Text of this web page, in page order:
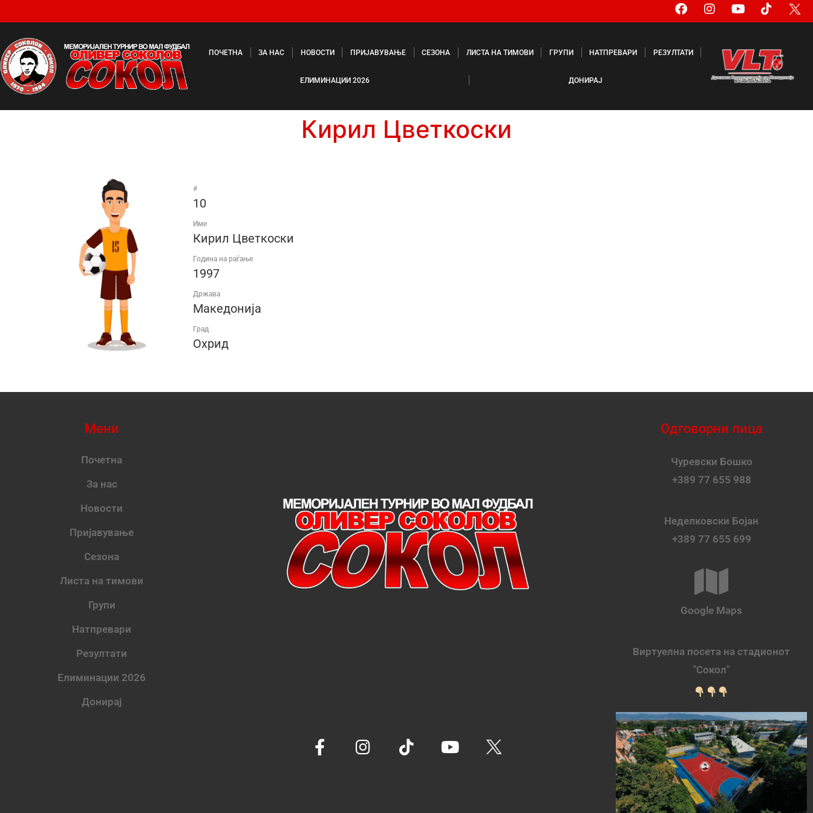
ПОЧЕТНА ЗА НАС НОВОСТИ ПРИЈАВУВАЊЕ СЕЗОНА ЛИСТА НА ТИМОВИ ГРУПИ НАТПРЕВАРИ РЕЗУЛТАТИ
ЕЛИМИНАЦИИ 2026 ДОНИРАЈ
Кирил Цветкоски
#
10
Име
Кирил Цветкоски
Година на раѓање
1997
Држава
Македонија
Град
Охрид
Мени
Почетна
За нас
Новости
Пријавување
Сезона
Листа на тимови
Групи
Натпревари
Резултати
Елиминации 2026
Донирај
Одговорни лица
Чуревски Бошко
+389 77 655 988
Неделковски Бојан
+389 77 655 699
Google Maps
Виртуелна посета на стадионот
"Сокол"